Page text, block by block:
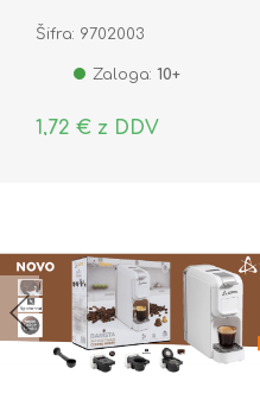
Šifra: 9702003
Zaloga: 10+
1,72 € z DDV